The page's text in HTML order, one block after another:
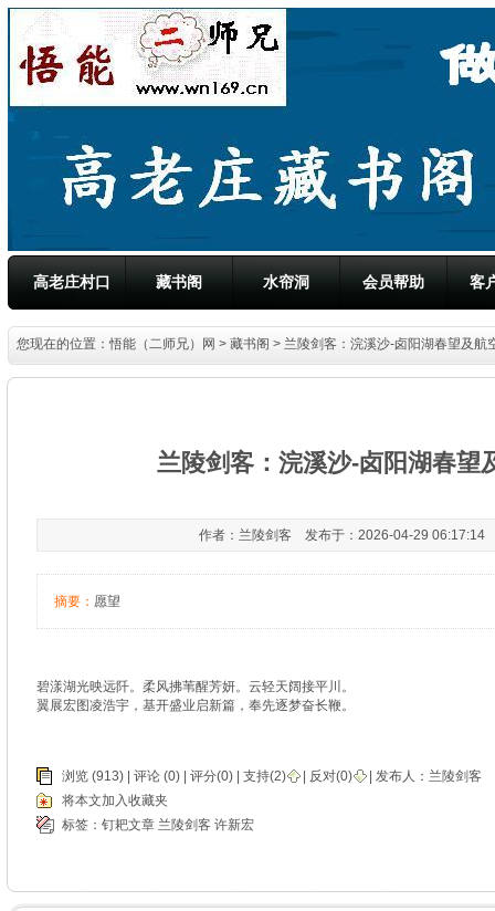
高老庄村口 藏书阁 水帘洞 会员帮助 客
您现在的位置：悟能（二师兄）网 > 藏书阁 > 兰陵剑客：浣溪沙-卤阳湖春望及航
兰陵剑客：浣溪沙-卤阳湖春望
作者：兰陵剑客 发布于：2026-04-29 06:17:14
摘要： 愿望
碧漾湖光映远阡。柔风拂苇醒芳妍。云轻天阔接平川。
翼展宏图凌浩宇，基开盛业启新篇，奉先逐梦奋长鞭。
浏览 (913) | 评论 (0) | 评分(0) | 支持(2) 反对(0) | 发布人： 兰陵剑客
将本文加入收藏夹
标签： 钉耙文章 兰陵剑客 许新宏